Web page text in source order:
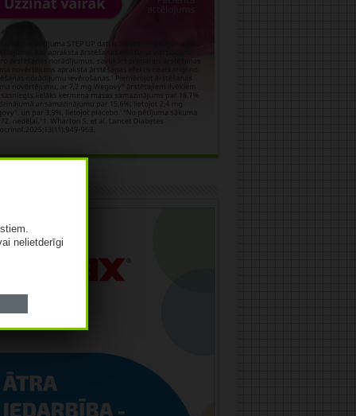
nelietderīgi